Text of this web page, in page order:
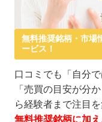
無料推奨銘柄・市場
ービス！
口コミでも「自分
「売買の目安が分
ら経験者まで注目を
無料推奨銘柄に加